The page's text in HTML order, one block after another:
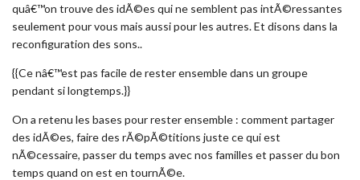
quâ€™on trouve des idÃ©es qui ne semblent pas intÃ©ressantes
seulement pour vous mais aussi pour les autres. Et disons dans la
reconfiguration des sons..
{{Ce nâ€™est pas facile de rester ensemble dans un groupe
pendant si longtemps.}}
On a retenu les bases pour rester ensemble : comment partager
des idÃ©es, faire des rÃ©pÃ©titions juste ce qui est
nÃ©cessaire, passer du temps avec nos familles et passer du bon
temps quand on est en tournÃ©e.